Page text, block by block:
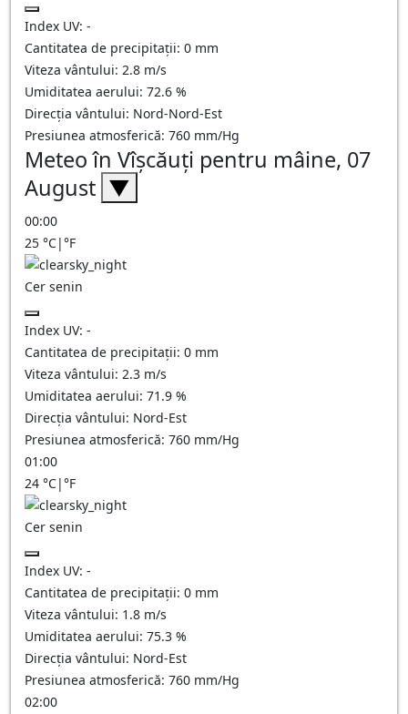
Index UV: -
Cantitatea de precipitații: 0 mm
Viteza vântului: 2.8 m/s
Umiditatea aerului: 72.6 %
Direcția vântului: Nord-Nord-Est
Presiunea atmosferică: 760 mm/Hg
Meteo în Vîşcăuţi pentru mâine, 07
August ▼
00:00
25 °C|°F
Cer senin
Index UV: -
Cantitatea de precipitații: 0 mm
Viteza vântului: 2.3 m/s
Umiditatea aerului: 71.9 %
Direcția vântului: Nord-Est
Presiunea atmosferică: 760 mm/Hg
01:00
24 °C|°F
Cer senin
Index UV: -
Cantitatea de precipitații: 0 mm
Viteza vântului: 1.8 m/s
Umiditatea aerului: 75.3 %
Direcția vântului: Nord-Est
Presiunea atmosferică: 760 mm/Hg
02:00